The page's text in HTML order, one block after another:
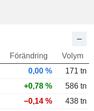
Förändring
Volym
0,00 %
171 tn
+0,78 %
586 tn
−0,14 %
438 tn